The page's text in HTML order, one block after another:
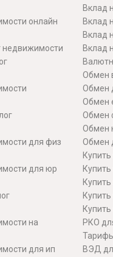
онлайн
недвижимости
для физ
для юр
на
для ип
Вклад
Вклад
Вклад
Вклад
Обмен
Обмен
Обмен
Обмен
Обмен
Обмен
РКО
ВЭД